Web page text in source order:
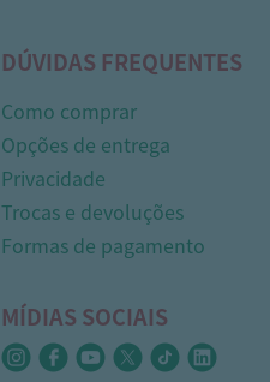
DÚVIDAS FREQUENTES
Como comprar
Opções de entrega
Privacidade
Trocas e devoluções
Formas de pagamento
MÍDIAS SOCIAIS